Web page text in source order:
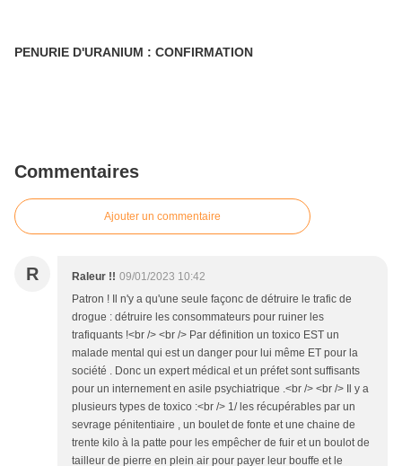
PENURIE D'URANIUM : CONFIRMATION
Commentaires
Ajouter un commentaire
R Raleur !! 09/01/2023 10:42
Patron ! Il n'y a qu'une seule façonc de détruire le trafic de
drogue : détruire les consommateurs pour ruiner les
trafiquants !<br /> <br /> Par définition un toxico EST un
malade mental qui est un danger pour lui même ET pour la
société . Donc un expert médical et un préfet sont suffisants
pour un internement en asile psychiatrique .<br /> <br /> Il y a
plusieurs types de toxico :<br /> 1/ les récupérables par un
sevrage pénitentiaire , un boulet de fonte et une chaine de
trente kilo à la patte pour les empêcher de fuir et un boulot de
tailleur de pierre en plein air pour payer leur bouffe et le